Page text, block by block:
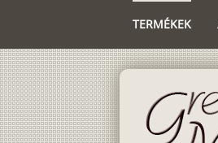
TERMÉKEK